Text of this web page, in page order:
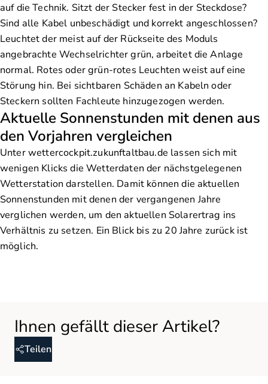
auf die Technik. Sitzt der Stecker fest in der Steckdose?
Sind alle Kabel unbeschädigt und korrekt angeschlossen?
Leuchtet der meist auf der Rückseite des Moduls
angebrachte Wechselrichter grün, arbeitet die Anlage
normal. Rotes oder grün-rotes Leuchten weist auf eine
Störung hin. Bei sichtbaren Schäden an Kabeln oder
Steckern sollten Fachleute hinzugezogen werden.
Aktuelle Sonnenstunden mit denen aus
den Vorjahren vergleichen
Unter wettercockpit.zukunftaltbau.de lassen sich mit
wenigen Klicks die Wetterdaten der nächstgelegenen
Wetterstation darstellen. Damit können die aktuellen
Sonnenstunden mit denen der vergangenen Jahre
verglichen werden, um den aktuellen Solarertrag ins
Verhältnis zu setzen. Ein Blick bis zu 20 Jahre zurück ist
möglich.
Ihnen gefällt dieser Artikel?
Teilen